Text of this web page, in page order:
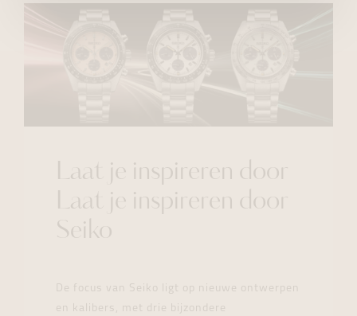
Laat je inspireren door
Laat je inspireren door
Seiko
De focus van Seiko ligt op nieuwe ontwerpen
en kalibers, met drie bijzondere